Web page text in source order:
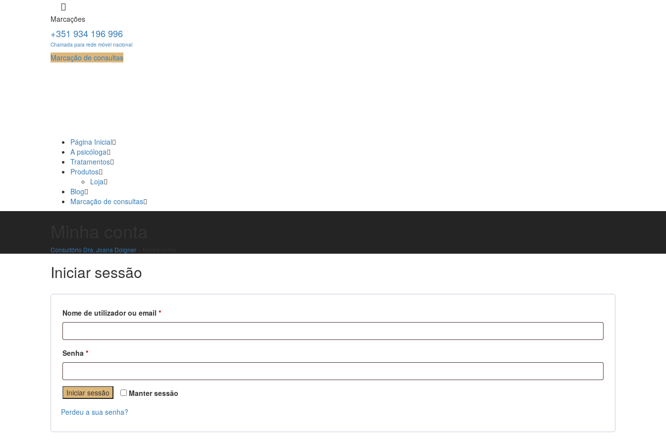
Marcações
+351 934 196 996
Chamada para rede móvel nacional
Marcação de consultas
Página Inicial
A psicóloga
Tratamentos
Produtos
Loja
Blog
Marcação de consultas
Consultório Dra. Joana Dolgner
Iniciar sessão
Nome de utilizador ou email *Obrigatório
Senha *Obrigatório
Manter sessão
Iniciar sessão
Perdeu a sua senha?